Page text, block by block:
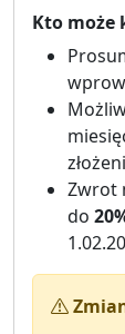
Kto może
Zwrot
do